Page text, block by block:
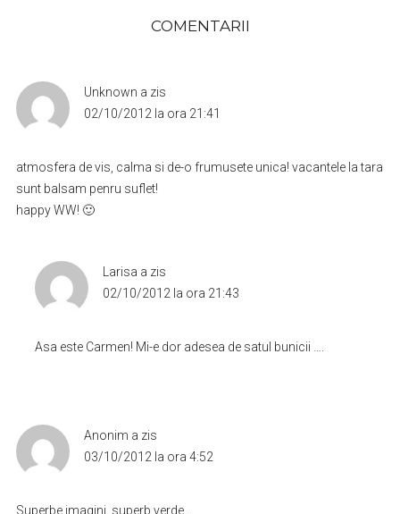
COMENTARII
Unknown a zis
02/10/2012 la ora 21:41
atmosfera de vis, calma si de-o frumusete unica! vacantele la tara
sunt balsam penru suflet!
happy WW! 🙂
Larisa a zis
02/10/2012 la ora 21:43
Asa este Carmen! Mi-e dor adesea de satul bunicii ….
Anonim a zis
03/10/2012 la ora 4:52
Superbe imagini, superb verde…